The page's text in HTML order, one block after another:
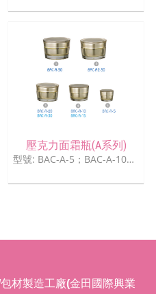
壓克力面霜瓶(A系列)
型號: BAC-A-5；BAC-A-10；BAC-A15；BAC-A-20；BAC-A-30；BAC-A-50
材製造工廠(金田國際興業